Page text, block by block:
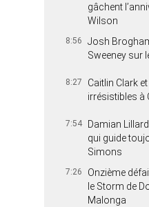
gâchent
Wilson
8:56
Josh
Sweeney sur
8:27
Caitlin Clark
irrésistibles à
7:54
Damian
qui guide
Simons
7:26
Onzième
le Storm de
Malonga